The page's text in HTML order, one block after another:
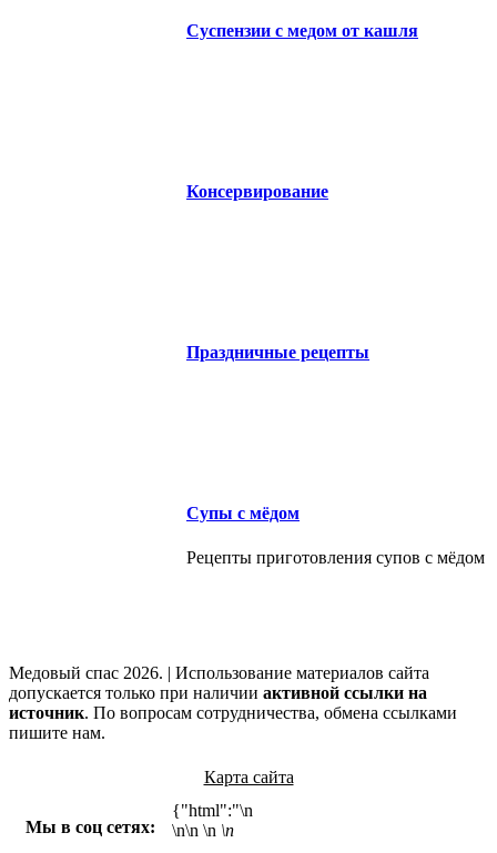
Суспензии с медом от кашля
Консервирование
Праздничные рецепты
Супы с мёдом
Рецепты приготовления супов с мёдом
Медовый спас 2026. | Использование материалов сайта
допускается только при наличии активной ссылки на
источник. По вопросам сотрудничества, обмена ссылками
пишите нам.
Карта сайта
Мы в соц сетях:
{"html":"\n
\n\n \n \n